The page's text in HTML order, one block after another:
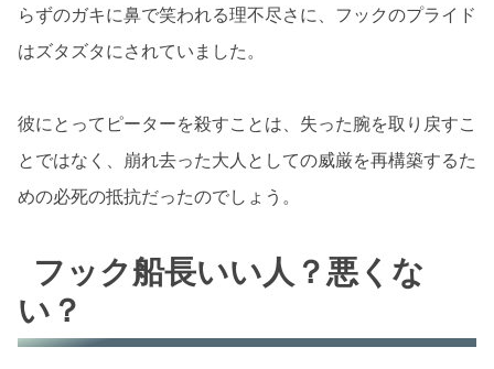
らずのガキに鼻で笑われる理不尽さに、フックのプライド
はズタズタにされていました。
彼にとってピーターを殺すことは、失った腕を取り戻すこ
とではなく、崩れ去った大人としての威厳を再構築するた
めの必死の抵抗だったのでしょう。
フック船長いい人？悪くな
い？